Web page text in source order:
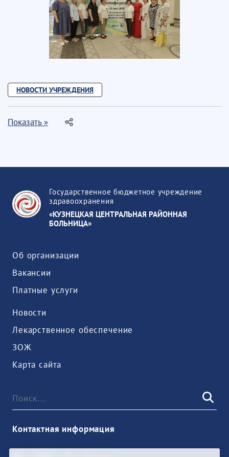
НОВОСТИ УЧРЕЖДЕНИЯ
Показать »
Государственное бюджетное учреждение
здравоохранения
«КУЗНЕЦКАЯ ЦЕНТРАЛЬНАЯ РАЙОННАЯ
БОЛЬНИЦА»
Об организации
Вакансии
Платные услуги
Новости
Лекарственное обеспечение
ЗОЖ
Карта сайта
Контактная информация